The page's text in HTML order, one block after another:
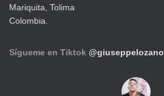
Mariquita, Tolima
Colombia.
Sígueme en Tiktok @giuseppelozano